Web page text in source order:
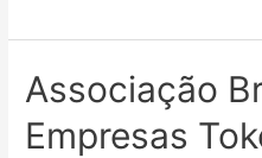
Associação
Empresas